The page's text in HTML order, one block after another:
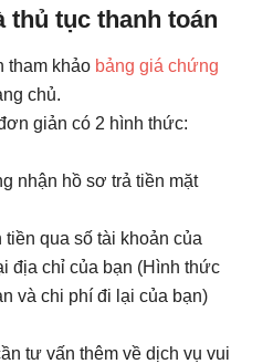
thủ tục thanh toán
tham khảo bảng giá chứng
chủ.
giản có 2 hình thức:
nhận hồ sơ trả tiền mặt
qua số tài khoản của
địa chỉ của bạn (Hình thức
và chi phí đi lại của bạn)
tư vấn thêm về dịch vụ vui